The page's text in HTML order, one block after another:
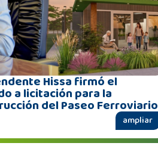
Hissa firmó el
a licitación para la
del Paseo Ferroviario
ampliar